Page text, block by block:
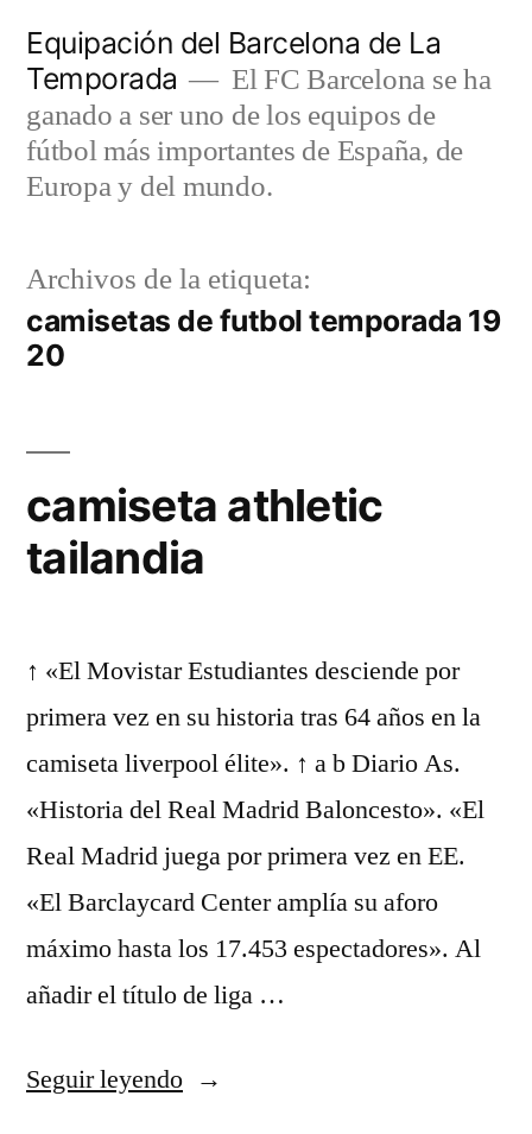
contenido
Equipación del Barcelona de La
Temporada
El FC Barcelona se ha
ganado a ser uno de los equipos de
fútbol más importantes de España, de
Europa y del mundo.
Archivos de la etiqueta:
camisetas de futbol temporada 19
20
camiseta athletic
tailandia
↑ «El Movistar Estudiantes desciende por
primera vez en su historia tras 64 años en la
camiseta liverpool élite». ↑ a b Diario As.
«Historia del Real Madrid Baloncesto». «El
Real Madrid juega por primera vez en EE.
«El Barclaycard Center amplía su aforo
máximo hasta los 17.453 espectadores». Al
añadir el título de liga …
Seguir leyendo«camiseta